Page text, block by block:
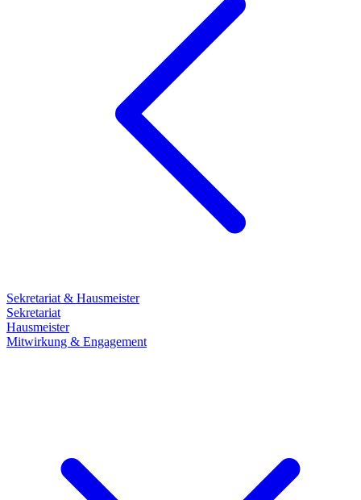
Sekretariat & Hausmeister
Sekretariat
Hausmeister
Mitwirkung & Engagement